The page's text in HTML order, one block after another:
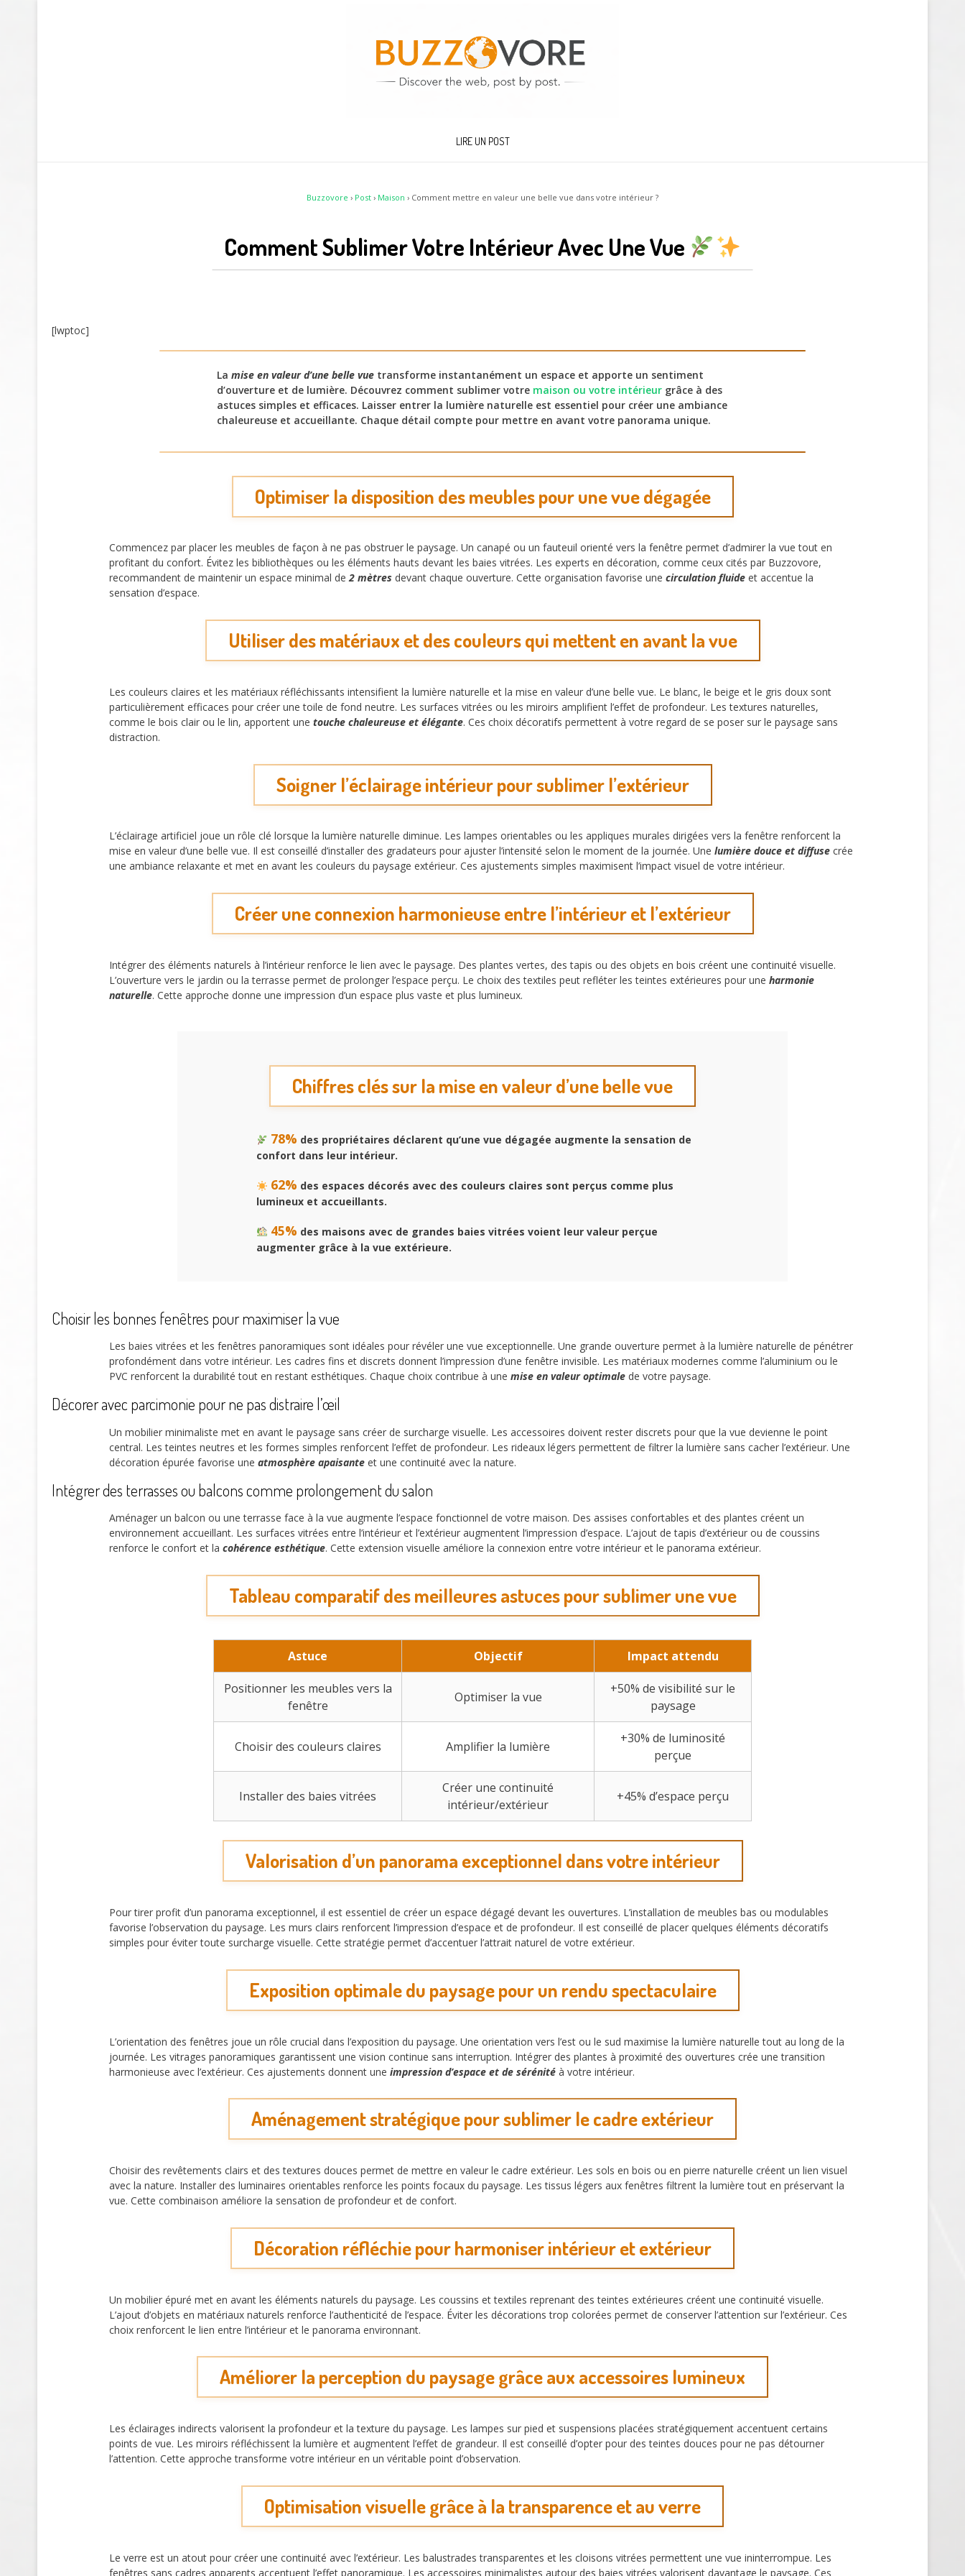
LIRE UN POST
Buzzovore › Post › Maison › Comment mettre en valeur une belle vue dans votre intérieur ?
Comment Sublimer Votre Intérieur Avec Une Vue
[lwptoc]
La mise en valeur d’une belle vue transforme instantanément un espace et apporte un sentiment
d’ouverture et de lumière. Découvrez comment sublimer votre maison ou votre intérieur grâce à des
astuces simples et efficaces. Laisser entrer la lumière naturelle est essentiel pour créer une ambiance
chaleureuse et accueillante. Chaque détail compte pour mettre en avant votre panorama unique.
Optimiser la disposition des meubles pour une vue dégagée
Commencez par placer les meubles de façon à ne pas obstruer le paysage. Un canapé ou un fauteuil orienté vers la fenêtre permet d’admirer la vue tout en
profitant du confort. Évitez les bibliothèques ou les éléments hauts devant les baies vitrées. Les experts en décoration, comme ceux cités par Buzzovore,
recommandent de maintenir un espace minimal de2 mètres devant chaque ouverture. Cette organisation favorise une circulation fluide et accentue la
sensation d’espace.
Utiliser des matériaux et des couleurs qui mettent en avant la vue
Les couleurs claires et les matériaux réfléchissants intensifient la lumière naturelle et la mise en valeur d’une belle vue. Le blanc, le beige et le gris doux sont
particulièrement efficaces pour créer une toile de fond neutre. Les surfaces vitrées ou les miroirs amplifient l’effet de profondeur. Les textures naturelles,
comme le bois clair ou le lin, apportent une touche chaleureuse et élégante. Ces choix décoratifs permettent à votre regard de se poser sur le paysage sans
distraction.
Soigner l’éclairage intérieur pour sublimer l’extérieur
L’éclairage artificiel joue un rôle clé lorsque la lumière naturelle diminue. Les lampes orientables ou les appliques murales dirigées vers la fenêtre renforcent la
mise en valeur d’une belle vue. Il est conseillé d’installer des gradateurs pour ajuster l’intensité selon le moment de la journée. Une lumière douce et diffuse crée
une ambiance relaxante et met en avant les couleurs du paysage extérieur. Ces ajustements simples maximisent l’impact visuel de votre intérieur.
Créer une connexion harmonieuse entre l’intérieur et l’extérieur
Intégrer des éléments naturels à l’intérieur renforce le lien avec le paysage. Des plantes vertes, des tapis ou des objets en bois créent une continuité visuelle.
L’ouverture vers le jardin ou la terrasse permet de prolonger l’espace perçu. Le choix des textiles peut refléter les teintes extérieures pour une harmonie
naturelle. Cette approche donne une impression d’un espace plus vaste et plus lumineux.
Chiffres clés sur la mise en valeur d’une belle vue
78% des propriétaires déclarent qu’une vue dégagée augmente la sensation de
confort dans leur intérieur.
62% des espaces décorés avec des couleurs claires sont perçus comme plus
lumineux et accueillants.
45% des maisons avec de grandes baies vitrées voient leur valeur perçue
augmenter grâce à la vue extérieure.
Choisir les bonnes fenêtres pour maximiser la vue
Les baies vitrées et les fenêtres panoramiques sont idéales pour révéler une vue exceptionnelle. Une grande ouverture permet à la lumière naturelle de pénétrer
profondément dans votre intérieur. Les cadres fins et discrets donnent l’impression d’une fenêtre invisible. Les matériaux modernes comme l’aluminium ou le
PVC renforcent la durabilité tout en restant esthétiques. Chaque choix contribue à une mise en valeur optimale de votre paysage.
Décorer avec parcimonie pour ne pas distraire l’œil
Un mobilier minimaliste met en avant le paysage sans créer de surcharge visuelle. Les accessoires doivent rester discrets pour que la vue devienne le point
central. Les teintes neutres et les formes simples renforcent l’effet de profondeur. Les rideaux légers permettent de filtrer la lumière sans cacher l’extérieur. Une
décoration épurée favorise une atmosphère apaisante et une continuité avec la nature.
Intégrer des terrasses ou balcons comme prolongement du salon
Aménager un balcon ou une terrasse face à la vue augmente l’espace fonctionnel de votre maison. Des assises confortables et des plantes créent un
environnement accueillant. Les surfaces vitrées entre l’intérieur et l’extérieur augmentent l’impression d’espace. L’ajout de tapis d’extérieur ou de coussins
renforce le confort et la cohérence esthétique. Cette extension visuelle améliore la connexion entre votre intérieur et le panorama extérieur.
Tableau comparatif des meilleures astuces pour sublimer une vue
Astuce Objectif Impact attendu
Positionner les meubles vers la
fenêtre
Optimiser la vue
+50% de visibilité sur le
paysage
Choisir des couleurs claires Amplifier la lumière
+30% de luminosité
perçue
Installer des baies vitrées
Créer une continuité
intérieur/extérieur
+45% d’espace perçu
Valorisation d’un panorama exceptionnel dans votre intérieur
Pour tirer profit d’un panorama exceptionnel, il est essentiel de créer un espace dégagé devant les ouvertures. L’installation de meubles bas ou modulables
favorise l’observation du paysage. Les murs clairs renforcent l’impression d’espace et de profondeur. Il est conseillé de placer quelques éléments décoratifs
simples pour éviter toute surcharge visuelle. Cette stratégie permet d’accentuer l’attrait naturel de votre extérieur.
Exposition optimale du paysage pour un rendu spectaculaire
L’orientation des fenêtres joue un rôle crucial dans l’exposition du paysage. Une orientation vers l’est ou le sud maximise la lumière naturelle tout au long de la
journée. Les vitrages panoramiques garantissent une vision continue sans interruption. Intégrer des plantes à proximité des ouvertures crée une transition
harmonieuse avec l’extérieur. Ces ajustements donnent une impression d’espace et de sérénité à votre intérieur.
Aménagement stratégique pour sublimer le cadre extérieur
Choisir des revêtements clairs et des textures douces permet de mettre en valeur le cadre extérieur. Les sols en bois ou en pierre naturelle créent un lien visuel
avec la nature. Installer des luminaires orientables renforce les points focaux du paysage. Les tissus légers aux fenêtres filtrent la lumière tout en préservant la
vue. Cette combinaison améliore la sensation de profondeur et de confort.
Décoration réfléchie pour harmoniser intérieur et extérieur
Un mobilier épuré met en avant les éléments naturels du paysage. Les coussins et textiles reprenant des teintes extérieures créent une continuité visuelle.
L’ajout d’objets en matériaux naturels renforce l’authenticité de l’espace. Éviter les décorations trop colorées permet de conserver l’attention sur l’extérieur. Ces
choix renforcent le lien entre l’intérieur et le panorama environnant.
Améliorer la perception du paysage grâce aux accessoires lumineux
Les éclairages indirects valorisent la profondeur et la texture du paysage. Les lampes sur pied et suspensions placées stratégiquement accentuent certains
points de vue. Les miroirs réfléchissent la lumière et augmentent l’effet de grandeur. Il est conseillé d’opter pour des teintes douces pour ne pas détourner
l’attention. Cette approche transforme votre intérieur en un véritable point d’observation.
Optimisation visuelle grâce à la transparence et au verre
Le verre est un atout pour créer une continuité avec l’extérieur. Les balustrades transparentes et les cloisons vitrées permettent une vue ininterrompue. Les
fenêtres sans cadres apparents accentuent l’effet panoramique. Les accessoires minimalistes autour des baies vitrées valorisent davantage le paysage. Ces